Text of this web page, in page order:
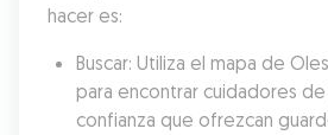
hacer es:
Buscar: Utiliza el mapa de
para encontrar cuidadores
confianza que ofrezcan